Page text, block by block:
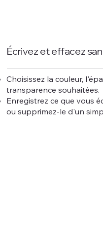
Écrivez et effacez
Choisissez la couleur,
transparence souhaitées.
Enregistrez ce que vous
ou supprimez-le d'un